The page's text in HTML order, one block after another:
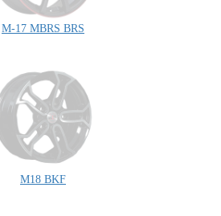
M-17 MBRS BRS
M18 BKF